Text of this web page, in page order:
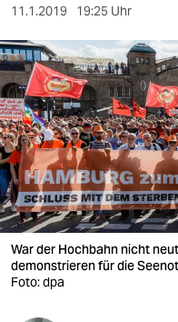
sport
berlin
nord
wahrheit
verlag
verlag
11.1.2019 19:25 Uhr
War der Hochbahn nicht
demonstrieren für die
Foto: dpa